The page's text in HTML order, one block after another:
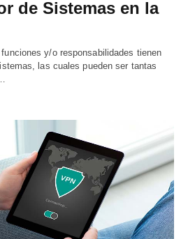
de Sistemas en la
y/o responsabilidades tienen
las cuales pueden ser tantas